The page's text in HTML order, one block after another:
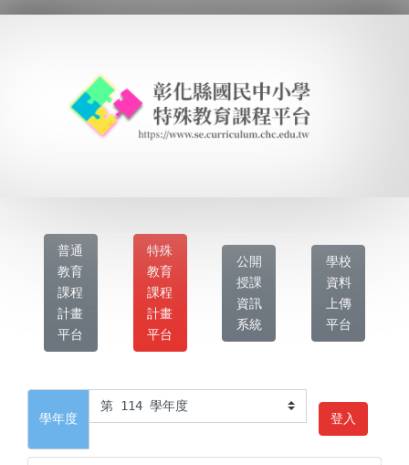
普通
教育
課程
計畫
平台
特殊
教育
課程
計畫
平台
公開
授課
資訊
系統
學校
資料
上傳
平台
學年度 登入